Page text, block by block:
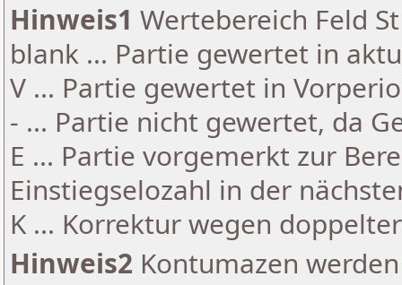
Hinweis1 Wertebereich Feld
blank ... Partie gewertet in
V ... Partie gewertet in
- ... Partie nicht gewertet, da
E ... Partie vorgemerkt zur
Einstiegselozahl in der
K ... Korrektur wegen
Hinweis2 Kontumazen